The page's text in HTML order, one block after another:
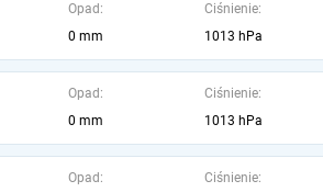
Opad:
0 mm
Ciśnienie:
1013 hPa
Opad:
0 mm
Ciśnienie:
1013 hPa
Opad:
Ciśnienie: